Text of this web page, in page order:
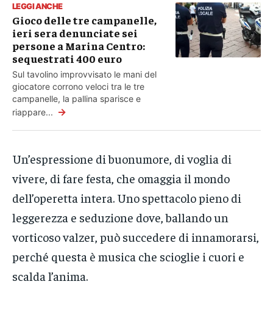
LEGGI ANCHE
Gioco delle tre campanelle,
ieri sera denunciate sei
persone a Marina Centro:
sequestrati 400 euro
Sul tavolino improvvisato le mani del
giocatore corrono veloci tra le tre
campanelle, la pallina sparisce e
riappare... →
Un’espressione di buonumore, di voglia di
vivere, di fare festa, che omaggia il mondo
dell’operetta intera. Uno spettacolo pieno di
leggerezza e seduzione dove, ballando un
vorticoso valzer, può succedere di innamorarsi,
perché questa è musica che scioglie i cuori e
scalda l’anima.